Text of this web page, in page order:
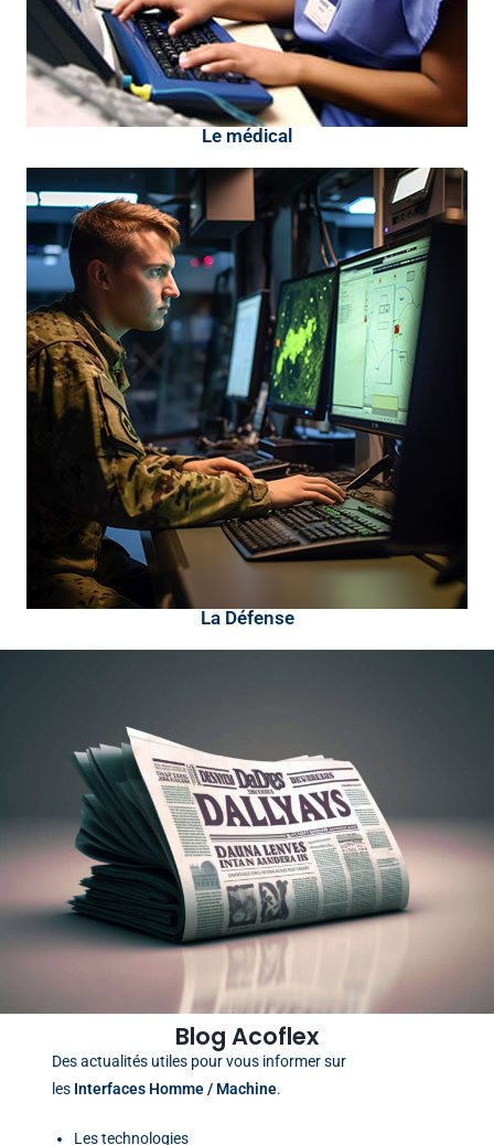
Le médical
La Défense
Blog Acoflex
Des actualités utiles pour vous informer sur
les Interfaces Homme / Machine.
Les technologies